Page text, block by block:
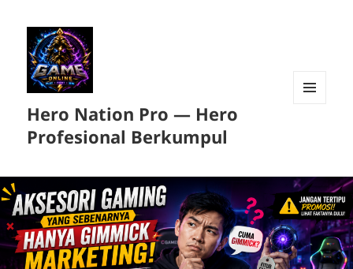
Hero Nation Pro — Hero
Profesional Berkumpul